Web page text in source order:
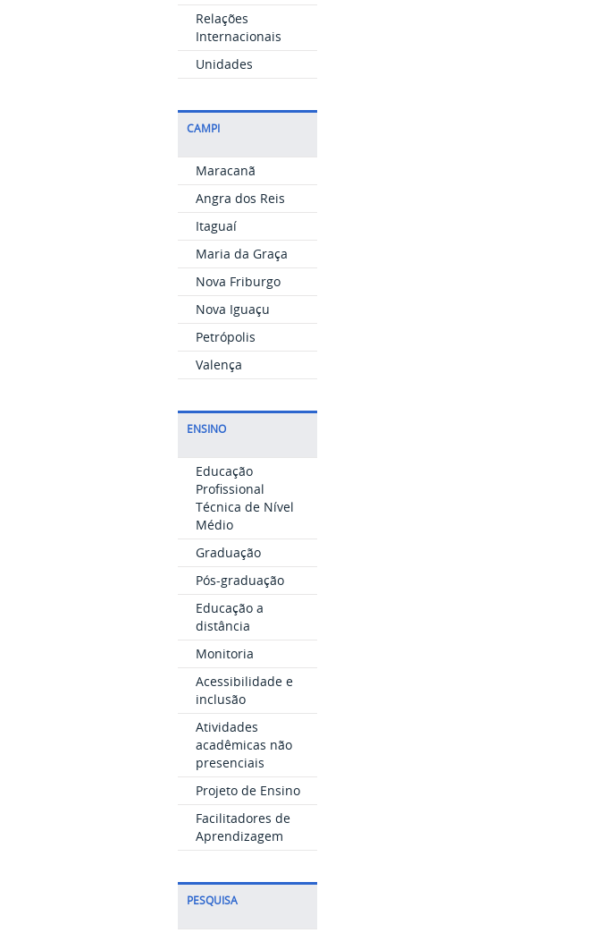
Relações
Internacionais
Unidades
CAMPI
Maracanã
Angra dos Reis
Itaguaí
Maria da Graça
Nova Friburgo
Nova Iguaçu
Petrópolis
Valença
ENSINO
Educação
Profissional
Técnica de Nível
Médio
Graduação
Pós-graduação
Educação a
distância
Monitoria
Acessibilidade e
inclusão
Atividades
acadêmicas não
presenciais
Projeto de Ensino
Facilitadores de
Aprendizagem
PESQUISA